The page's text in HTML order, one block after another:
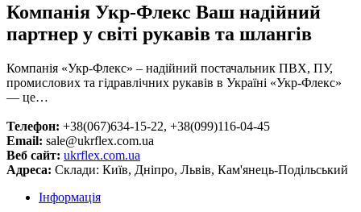
Компанія Укр-Флекс Ваш надійний
партнер у світі рукавів та шлангів
Компанія «Укр-Флекс» – надійний постачальник ПВХ, ПУ,
промислових та гідравлічних рукавів в Україні «Укр-Флекс»
— це…
Телефон: +38(067)634-15-22, +38(099)116-04-45
Email: sale@ukrflex.com.ua
Веб сайт: ukrflex.com.ua
Адреса: Склади: Київ, Дніпро, Львів, Кам'янець-Подільський
Інформація